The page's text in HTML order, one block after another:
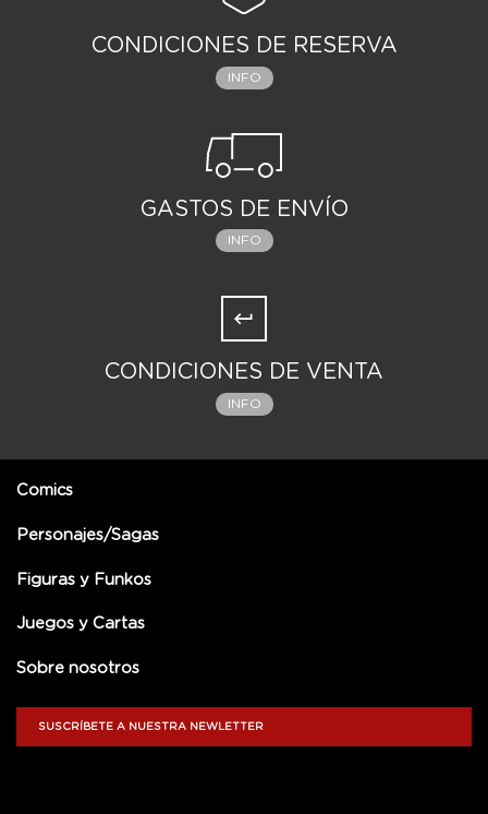
CONDICIONES DE RESERVA
INFO
GASTOS DE ENVÍO
INFO
CONDICIONES DE VENTA
INFO
Comics
Personajes/Sagas
Figuras y Funkos
Juegos y Cartas
Sobre nosotros
SUSCRÍBETE A NUESTRA NEWLETTER